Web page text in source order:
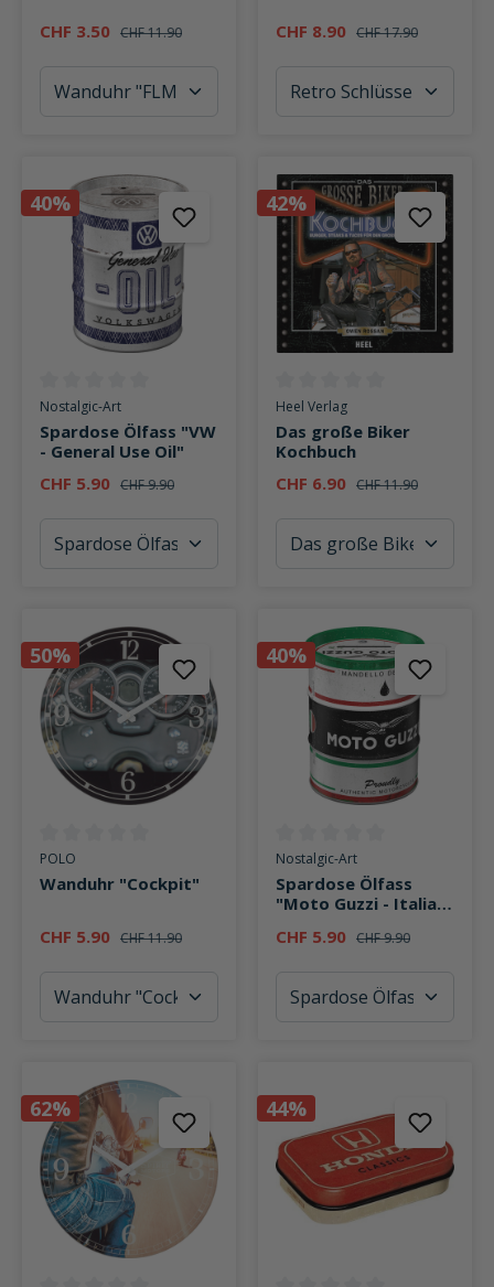
CHF 3.50 CHF 11.90 CHF 8.90 CHF 17.90
40%
Durchschnittliche Bewertung von 0 von 5 Sternen
Nostalgic-Art
Spardose Ölfass "VW
- General Use Oil"
CHF 5.90 CHF 9.90
42%
Durchschnittliche Bewertung
Heel Verlag
Das große Biker
Kochbuch
CHF 6.90 CHF 11.90
50%
Durchschnittliche Bewertung von 0 von 5 Sternen
POLO
Wanduhr "Cockpit"
CHF 5.90 CHF 11.90
40%
Durchschnittliche Bewertung
Nostalgic-Art
Spardose Ölfass
"Moto Guzzi - Italian
CHF 5.90 CHF 9.90
62% 44%